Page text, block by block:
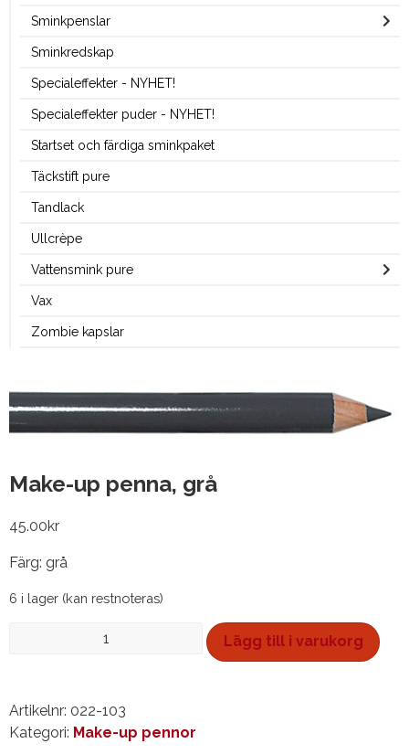
Sminkpenslar
Sminkredskap
Specialeffekter - NYHET!
Specialeffekter puder - NYHET!
Startset och färdiga sminkpaket
Täckstift pure
Tandlack
Ullcrèpe
Vattensmink pure
Vax
Zombie kapslar
Make-up penna, grå
45.00kr
Färg: grå
6 i lager (kan restnoteras)
mängd
Lägg till i varukorg
Artikelnr: 022-103
Kategori: Make-up pennor